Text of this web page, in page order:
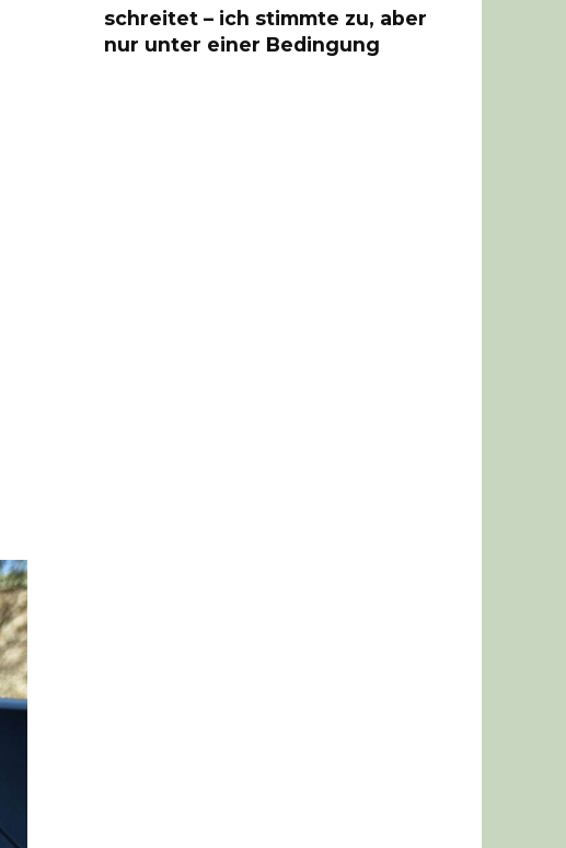
schreitet – ich stimmte zu, aber
nur unter einer Bedingung